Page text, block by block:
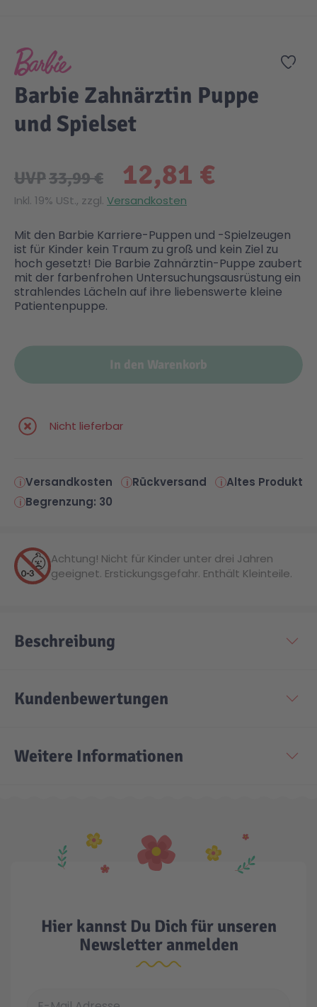
Sicherheit
Krimi / Thriller
Liebesromane
Sachbücher / Wissen
Kuscheltiere
Puppen & Puppenzubehör
Puzzle & Legespiele
Elektronische Spielwaren
Kreativ
Malen & Zeichnen
DC Comics™ Super Heroes
Disney
DUPLO®
Jurassic World™
Harry Potter™
Marvel™ Super Heroes
NINJAGO®
Star Wars™
Seltene Artikel
Country
Fairies
Family Fun
Fun Stars
Heroes
Knights
VW
Aktion
Zur
Barbie Zahnärztin Puppe
und Spielset
12,81 €
UVP33,99 €
Inkl. 19% USt., zzgl. Versandkosten
Mit den Barbie Karriere-Puppen und -Spielzeugen
ist für Kinder kein Traum zu groß und kein Ziel zu
hoch gesetzt! Die Barbie Zahnärztin-Puppe zaubert
mit der farbenfrohen Untersuchungsausrüstung ein
strahlendes Lächeln auf ihre liebenswerte kleine
Patientenpuppe.
In den Warenkorb
Nicht lieferbar
Versandkosten Rückversand
Altes Produkt
Begrenzung: 30
Achtung! Nicht für Kinder unter drei Jahren
geeignet. Erstickungsgefahr. Enthält Kleinteile.
Beschreibung
Kundenbewertungen
Weitere Informationen
Hier kannst Du Dich für unseren
Newsletter anmelden